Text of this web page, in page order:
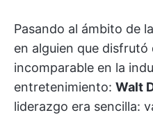
Pasando al ámbito de
en alguien que
incomparable en la
entretenimiento: Walt
liderazgo era sencilla: